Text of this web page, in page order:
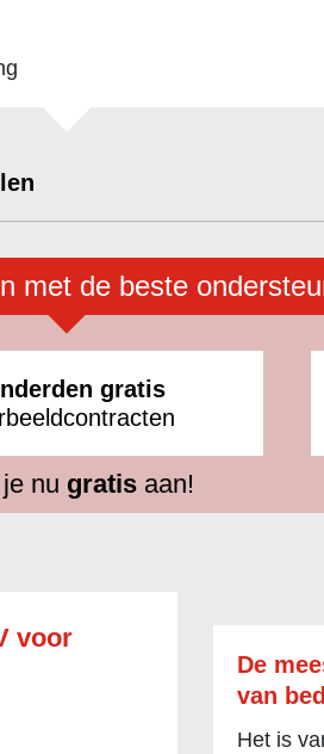
met de beste
gratis
nu gratisaan!
voor
De
van
Het is